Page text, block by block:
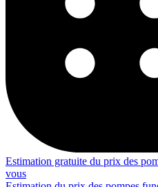
Estimation gratuite du prix des
vous